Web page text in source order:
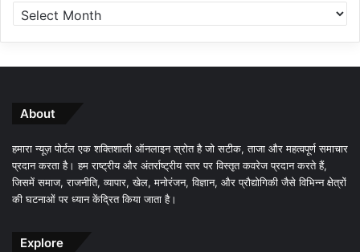
About
हमारा न्यूज़ पोर्टल एक शक्तिशाली ऑनलाइन स्रोत है जो सटीक, ताजा और महत्वपूर्ण समाचार
प्रदान करता है। हम राष्ट्रीय और अंतर्राष्ट्रीय स्तर पर विस्तृत कवरेज प्रदान करते हैं,
जिसमें समाज, राजनीति, व्यापार, खेल, मनोरंजन, विज्ञान, और प्रौद्योगिकी जैसे विभिन्न क्षेत्रों
की घटनाओं पर ध्यान केंद्रित किया जाता है।
Explore